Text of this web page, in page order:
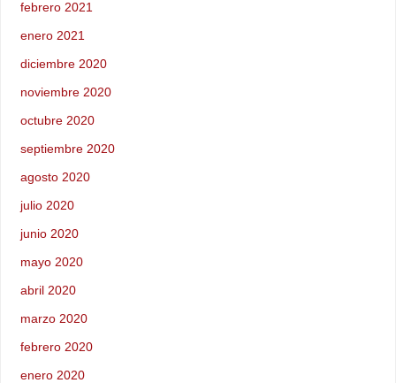
febrero 2021
enero 2021
diciembre 2020
noviembre 2020
octubre 2020
septiembre 2020
agosto 2020
julio 2020
junio 2020
mayo 2020
abril 2020
marzo 2020
febrero 2020
enero 2020